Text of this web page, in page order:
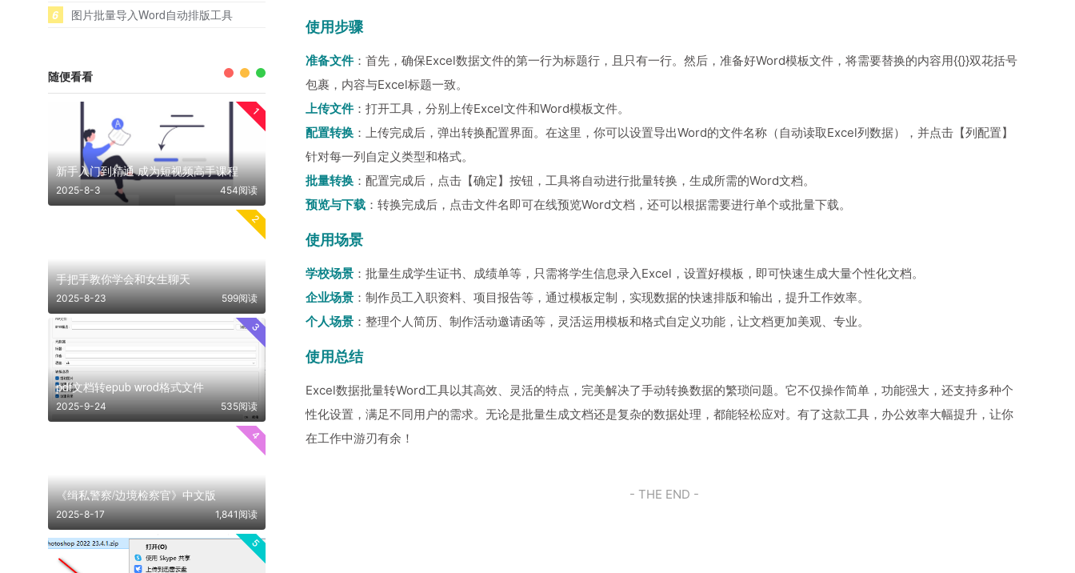
使用步骤
准备文件：首先，确保Excel数据文件的第一行为标题行，且只有一行。然后，准备好Word模板文件，将需要替换的内容用{{}}双花括号
包裹，内容与Excel标题一致。
上传文件：打开工具，分别上传Excel文件和Word模板文件。
配置转换 ：上传完成后，弹出转换配置界面。在这里，你可以设置导出Word的文件名称（自动读取Excel列数据），并点击【列配置】
针对每一列自定义类型和格式。
批量转换 ：配置完成后，点击【确定】按钮，工具将自动进行批量转换，生成所需的Word文档。
预览与下载 ：转换完成后，点击文件名即可在线预览Word文档，还可以根据需要进行单个或批量下载。
使用场景
学校场景 ：批量生成学生证书、成绩单等，只需将学生信息录入Excel，设置好模板，即可快速生成大量个性化文档。
企业场景 ：制作员工入职资料、项目报告等，通过模板定制，实现数据的快速排版和输出，提升工作效率。
个人场景 ：整理个人简历、制作活动邀请函等，灵活运用模板和格式自定义功能，让文档更加美观、专业。
使用总结
Excel数据批量转Word工具以其高效、灵活的特点，完美解决了手动转换数据的繁琐问题。它不仅操作简单，功能强大，还支持多种个
性化设置，满足不同用户的需求。无论是批量生成文档还是复杂的数据处理，都能轻松应对。有了这款工具，办公效率大幅提升，让你
在工作中游刃有余！
- THE END -
6
图片批量导入Word自动排版工具
随便看看
1
新手入门到精通 成为短视频高手课程
2025-8-3 454阅读
2
手把手教你学会和女生聊天
2025-8-23 599阅读
3
pdf文档转epub wrod格式文件
2025-9-24 535阅读
4
《缉私警察/边境检察官》中文版
2025-8-17 1,841阅读
5